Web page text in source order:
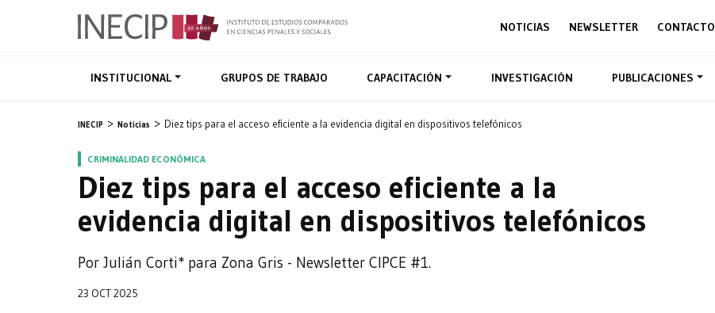
NOTICIAS NEWSLETTER CONTACTO
INSTITUCIONAL GRUPOS DE TRABAJO CAPACITACIÓN INVESTIGACIÓN PUBLICACIONES
INECIP Noticias Diez tips para el acceso eficiente a la evidencia digital en dispositivos telefónicos
CRIMINALIDAD ECONÓMICA
Diez tips para el acceso eficiente a la
evidencia digital en dispositivos telefónicos
Por Julián Corti* para Zona Gris - Newsletter CIPCE #1.
23 OCT 2025